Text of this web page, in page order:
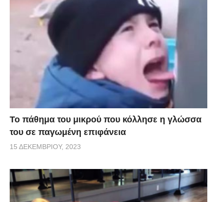
Το πάθημα του μικρού που κόλλησε η γλώσσα
του σε παγωμένη επιφάνεια
15 ΔΕΚΕΜΒΡΊΟΥ, 2023